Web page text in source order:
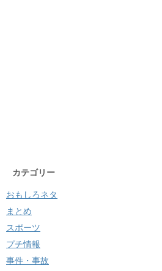
カテゴリー
おもしろネタ
まとめ
スポーツ
プチ情報
事件・事故